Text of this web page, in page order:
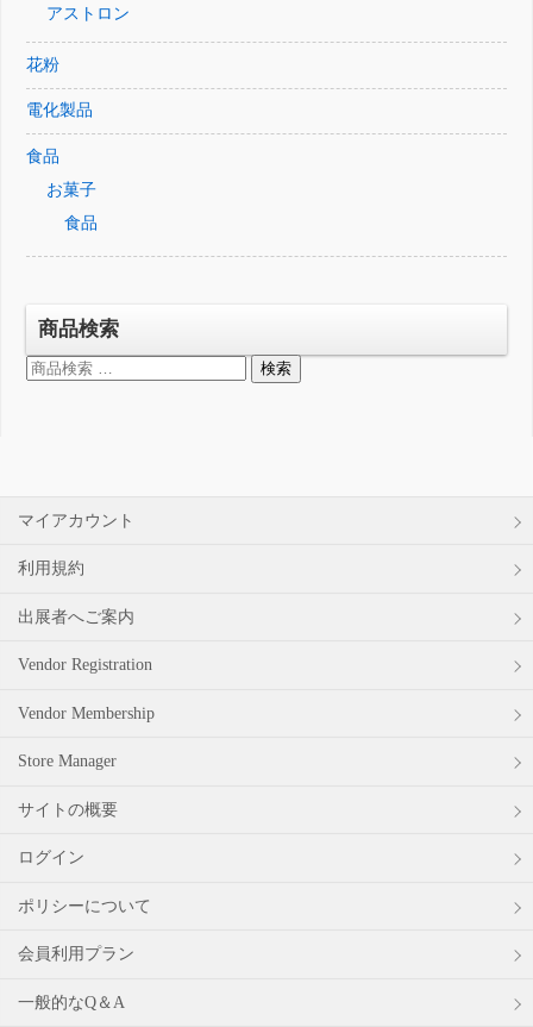
アストロン
花粉
電化製品
食品
お菓子
食品
商品検索
検
検索
マイアカウント
利用規約
出展者へご案内
Vendor Registration
Vendor Membership
Store Manager
サイトの概要
ログイン
ポリシーについて
会員利用プラン
一般的なQ＆A